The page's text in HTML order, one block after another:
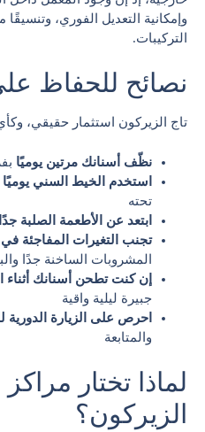
وإمكانية التعديل الفوري،
التركيبات.
نصائح للحفاظ
تاج الزيركون استثمار حقيقي،
نظّف أسنانك مرتين يوميًا
استخدم الخيط السني يوميًا
تحته
ابتعد عن الأطعمة الصلبة جدًا
تجنب التغيرات المفاجئة
المشروبات الساخنة جدًا
إن كنت تطحن أسنانك أثناء
جبيرة ليلية واقية
احرص على الزيارة الدورية
والمتابعة
لماذا تختار
الزيركون؟